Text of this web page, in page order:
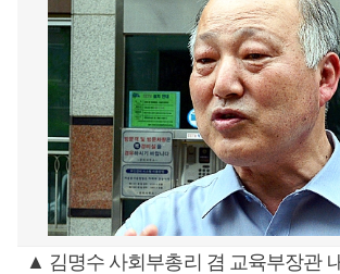
▲ 김명수 사회부총리 겸 교육부장관